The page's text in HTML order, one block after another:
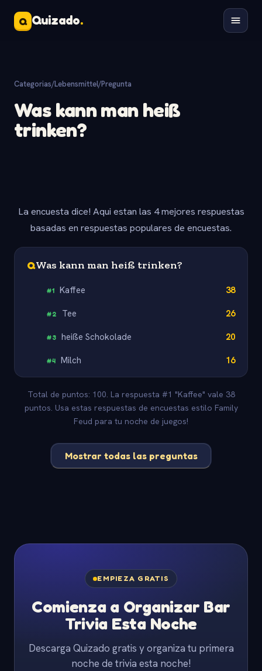
Q Quizado.
Categorias/Lebensmittel/Pregunta
Was kann man heiß
trinken?
La encuesta dice! Aqui estan las 4 mejores respuestas
basadas en respuestas populares de encuestas.
QWas kann man heiß trinken?
#1 Kaffee 38
#2 Tee 26
#3 heiße Schokolade 20
#4 Milch 16
Total de puntos: 100. La respuesta #1 "Kaffee" vale 38
puntos. Usa estas respuestas de encuestas estilo Family
Feud para tu noche de juegos!
Mostrar todas las preguntas
EMPIEZA GRATIS
Comienza a Organizar Bar
Trivia Esta Noche
Descarga Quizado gratis y organiza tu primera
noche de trivia esta noche!